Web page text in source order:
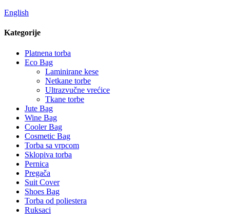
English
Kategorije
Platnena torba
Eco Bag
Laminirane kese
Netkane torbe
Ultrazvučne vrećice
Tkane torbe
Jute Bag
Wine Bag
Cooler Bag
Cosmetic Bag
Torba sa vrpcom
Sklopiva torba
Pernica
Pregača
Suit Cover
Shoes Bag
Torba od poliestera
Ruksaci